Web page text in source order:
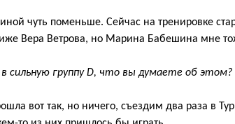
чуть поменьше. Сейчас на тренировке
Вера Ветрова, но Марина Бабешина мне
в сильную группу D, что вы думаете об этом?
вот так, но ничего, съездим два раза в